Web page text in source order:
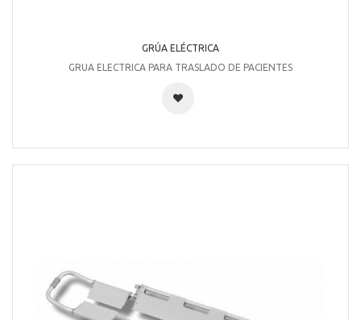
GRÚA ELÉCTRICA
GRUA ELECTRICA PARA TRASLADO DE PACIENTES